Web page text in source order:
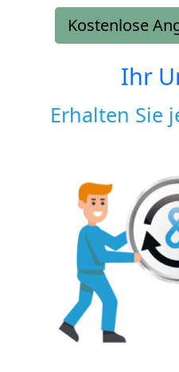
Kostenlose
Ihr
Erhalten Sie